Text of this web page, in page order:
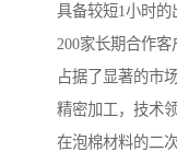
具备较短1小时
200家长期合作
占据了显著的市场
精密加工，技术
在泡棉材料的二